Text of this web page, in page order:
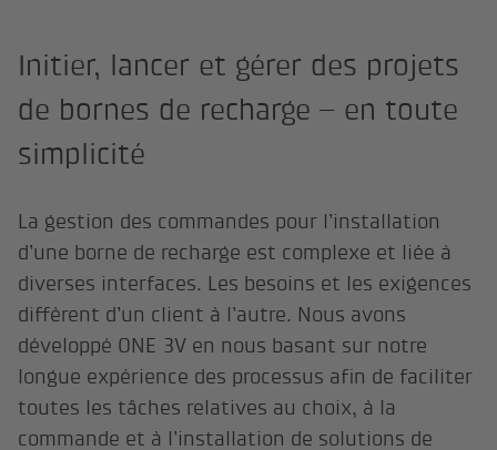
Initier, lancer et gérer des projets
de bornes de recharge – en toute
simplicité
La gestion des commandes pour l’installation
d’une borne de recharge est complexe et liée à
diverses interfaces. Les besoins et les exigences
diffèrent d’un client à l’autre. Nous avons
développé ONE 3V en nous basant sur notre
longue expérience des processus afin de faciliter
toutes les tâches relatives au choix, à la
commande et à l’installation de solutions de